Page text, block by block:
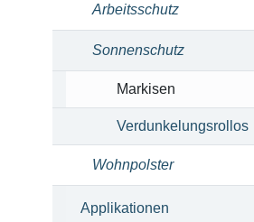
Arbeitsschutz
Sonnenschutz
Markisen
Verdunkelungsrollos
Wohnpolster
Applikationen